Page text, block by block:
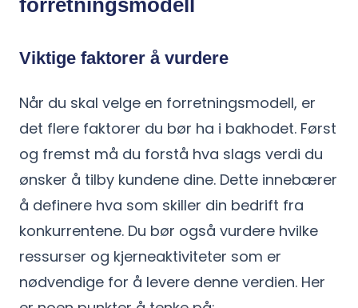
forretningsmodell
Viktige faktorer å vurdere
Når du skal velge en forretningsmodell, er
det flere faktorer du bør ha i bakhodet. Først
og fremst må du forstå hva slags verdi du
ønsker å tilby kundene dine. Dette innebærer
å definere hva som skiller din bedrift fra
konkurrentene. Du bør også vurdere hvilke
ressurser og kjerneaktiviteter som er
nødvendige for å levere denne verdien. Her